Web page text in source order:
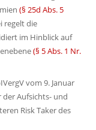
(§ 25d Abs. 5
regelt die
im Hinblick auf
(§ 5 Abs. 1 Nr.
vom 9. Januar
der Aufsichts- und
Risk Taker des